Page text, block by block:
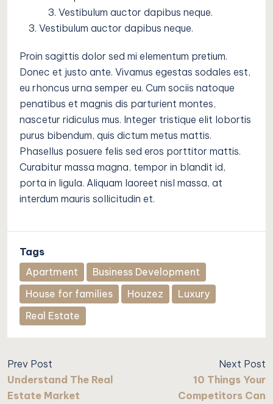
Vestibulum auctor dapibus neque.
Vestibulum auctor dapibus neque.
Proin sagittis dolor sed mi elementum pretium.
Donec et justo ante. Vivamus egestas sodales est,
eu rhoncus urna semper eu. Cum sociis natoque
penatibus et magnis dis parturient montes,
nascetur ridiculus mus. Integer tristique elit lobortis
purus bibendum, quis dictum metus mattis.
Phasellus posuere felis sed eros porttitor mattis.
Curabitur massa magna, tempor in blandit id,
porta in ligula. Aliquam laoreet nisl massa, at
interdum mauris sollicitudin et.
Tags
Apartment
Business Development
House for families
Houzez
Luxury
Real Estate
Prev Post
Understand The Real
Estate Market
Next Post
10 Things Your
Competitors Can